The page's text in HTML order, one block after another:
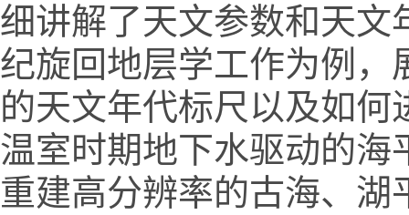
细讲解了天文参数和天文
纪旋回地层学工作为例，
的天文年代标尺以及如
温室时期地下水驱动的海
重建高分辨率的古海、